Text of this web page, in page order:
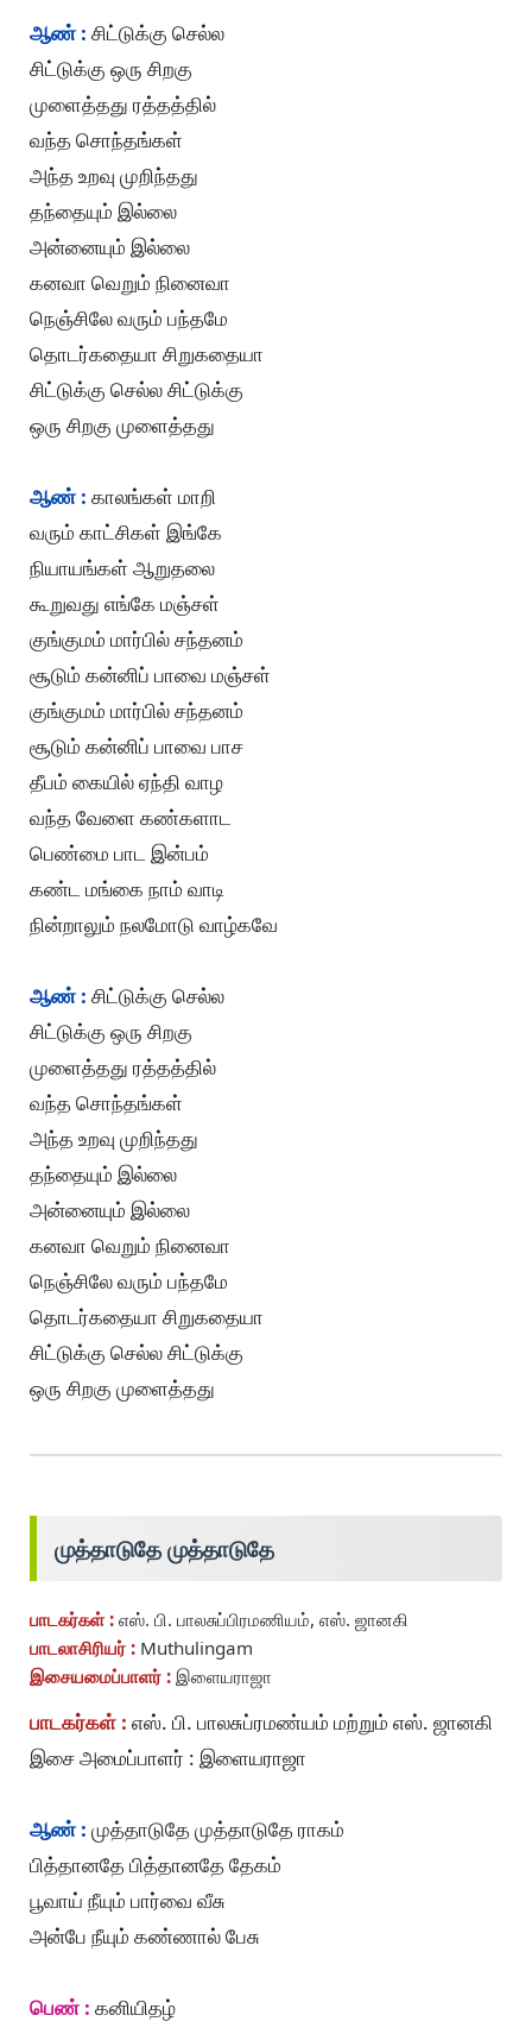
ஆண் : சிட்டுக்கு செல்ல
சிட்டுக்கு ஒரு சிறகு
முளைத்தது ரத்தத்தில்
வந்த சொந்தங்கள்
அந்த உறவு முறிந்தது
தந்தையும் இல்லை
அன்னையும் இல்லை
கனவா வெறும் நினைவா
நெஞ்சிலே வரும் பந்தமே
தொடர்கதையா சிறுகதையா
சிட்டுக்கு செல்ல சிட்டுக்கு
ஒரு சிறகு முளைத்தது
ஆண் : காலங்கள் மாறி
வரும் காட்சிகள் இங்கே
நியாயங்கள் ஆறுதலை
கூறுவது எங்கே மஞ்சள்
குங்குமம் மார்பில் சந்தனம்
சூடும் கன்னிப் பாவை மஞ்சள்
குங்குமம் மார்பில் சந்தனம்
சூடும் கன்னிப் பாவை பாச
தீபம் கையில் ஏந்தி வாழ
வந்த வேளை கண்களாட
பெண்மை பாட இன்பம்
கண்ட மங்கை நாம் வாடி
நின்றாலும் நலமோடு வாழ்கவே
ஆண் : சிட்டுக்கு செல்ல
சிட்டுக்கு ஒரு சிறகு
முளைத்தது ரத்தத்தில்
வந்த சொந்தங்கள்
அந்த உறவு முறிந்தது
தந்தையும் இல்லை
அன்னையும் இல்லை
கனவா வெறும் நினைவா
நெஞ்சிலே வரும் பந்தமே
தொடர்கதையா சிறுகதையா
சிட்டுக்கு செல்ல சிட்டுக்கு
ஒரு சிறகு முளைத்தது
முத்தாடுதே முத்தாடுதே
பாடகர்கள் : எஸ். பி. பாலசுப்பிரமணியம், எஸ். ஜானகி
பாடலாசிரியர் : Muthulingam
இசையமைப்பாளர் : இளையராஜா
பாடகர்கள் : எஸ். பி. பாலசுப்ரமண்யம் மற்றும் எஸ். ஜானகி
இசை அமைப்பாளர் : இளையராஜா
ஆண் : முத்தாடுதே முத்தாடுதே ராகம்
பித்தானதே பித்தானதே தேகம்
பூவாய் நீயும் பார்வை வீசு
அன்பே நீயும் கண்ணால் பேசு
பெண் : கனியிதழ்